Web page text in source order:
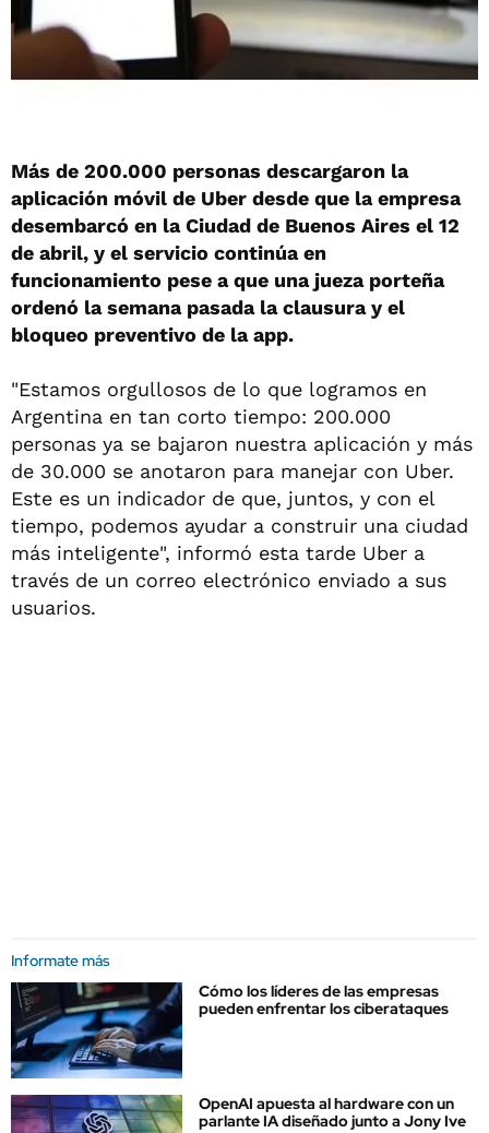
Más de 200.000 personas descargaron la
aplicación móvil de Uber desde que la empresa
desembarcó en la Ciudad de Buenos Aires el 12
de abril, y el servicio continúa en
funcionamiento pese a que una jueza porteña
ordenó la semana pasada la clausura y el
bloqueo preventivo de la app.
"Estamos orgullosos de lo que logramos en
Argentina en tan corto tiempo: 200.000
personas ya se bajaron nuestra aplicación y más
de 30.000 se anotaron para manejar con Uber.
Este es un indicador de que, juntos, y con el
tiempo, podemos ayudar a construir una ciudad
más inteligente", informó esta tarde Uber a
través de un correo electrónico enviado a sus
usuarios.
Informate más
Cómo los líderes de las empresas
pueden enfrentar los ciberataques
OpenAI apuesta al hardware con un
parlante IA diseñado junto a Jony Ive